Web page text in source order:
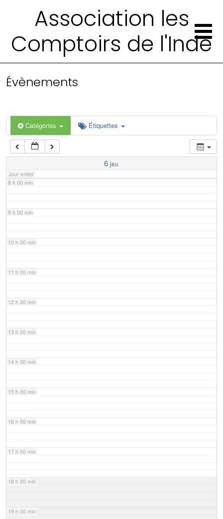
Association les
Comptoirs de l'Inde
Évènements
Catégories Étiquettes
6 jeu
Jour entier
4 h 00 min
6 h 00 min
7 h 00 min
8 h 00 min
9 h 00 min
10 h 00 min
11 h 00 min
12 h 00 min
13 h 00 min
14 h 00 min
15 h 00 min
16 h 00 min
17 h 00 min
18 h 00 min
19 h 00 min